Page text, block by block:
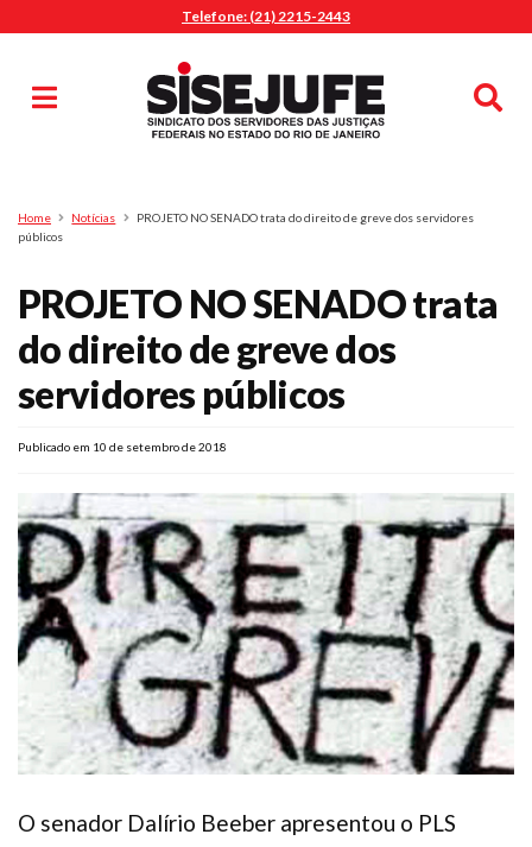
Telefone: (21) 2215-2443
Pesquisa
Home Notícias
PROJETO NO SENADO trata do direito de greve dos servidores
públicos
PROJETO NO SENADO trata
do direito de greve dos
servidores públicos
Publicado em 10 de setembro de 2018
O senador Dalírio Beeber apresentou o PLS
MENU
Sindicalize-se
Jurídico
O Sindicato
Agenda
Casa do Alto
Nossos Convênios
Gympass Wellhub
Seguro Auto
Plano de Saúde
Assistência Funeral
Pós-graduação
FacebookInstagramTwitter YoutubeTikTok Whatsapp